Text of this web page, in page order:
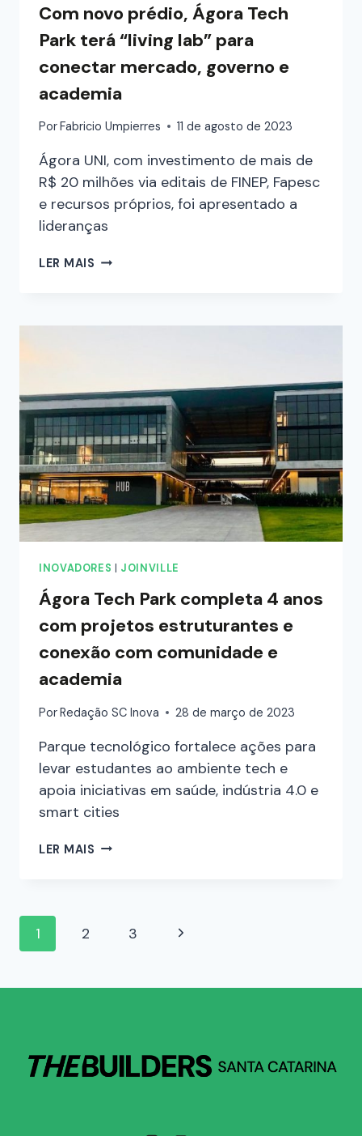
Com novo prédio, Ágora Tech
Park terá “living lab” para
conectar mercado, governo e
academia
PorFabricio Umpierres 11 de agosto de 2023
Ágora UNI, com investimento de mais de
R$ 20 milhões via editais de FINEP, Fapesc
e recursos próprios, foi apresentado a
lideranças
LER MAIS
INOVADORES | JOINVILLE
Ágora Tech Park completa 4 anos
com projetos estruturantes e
conexão com comunidade e
academia
PorRedação SC Inova 28 de março de 2023
Parque tecnológico fortalece ações para
levar estudantes ao ambiente tech e
apoia iniciativas em saúde, indústria 4.0 e
smart cities
LER MAIS
1 2 3